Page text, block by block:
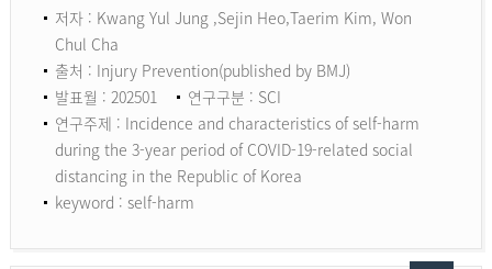
저자 : Kwang Yul Jung ,Sejin Heo,Taerim Kim, Won
Chul Cha
출처 : Injury Prevention(published by BMJ)
발표월 : 202501
연구구분 : SCI
연구주제 : Incidence and characteristics of self-harm
during the 3-year period of COVID-19-related social
distancing in the Republic of Korea
keyword : self-harm